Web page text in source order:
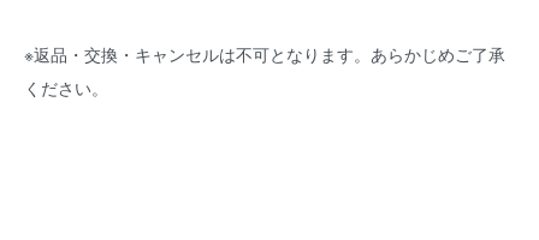
※返品・交換・キャンセルは不可となります。あらかじめご了承
ください。